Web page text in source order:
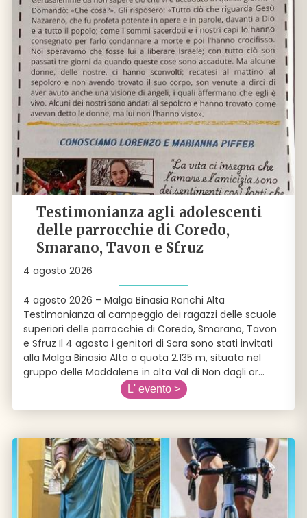
Testimonianza agli adolescenti
delle parrocchie di Coredo,
Smarano, Tavon e Sfruz
4 agosto 2026
4 agosto 2026 – Malga Binasia Ronchi Alta
Testimonianza al campeggio dei ragazzi delle scuole
superiori delle parrocchie di Coredo, Smarano, Tavon
e Sfruz Il 4 agosto i genitori di Sara sono stati invitati
alla Malga Binasia Alta a quota 2.135 m, situata nel
gruppo delle Maddalene in alta Val di Non dagli or...
L' evento >